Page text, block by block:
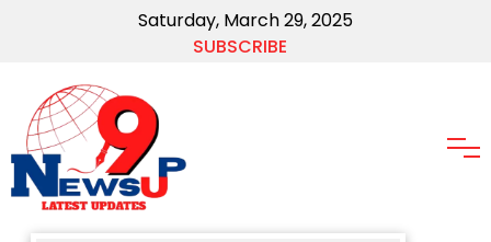
Saturday, March 29, 2025
SUBSCRIBE